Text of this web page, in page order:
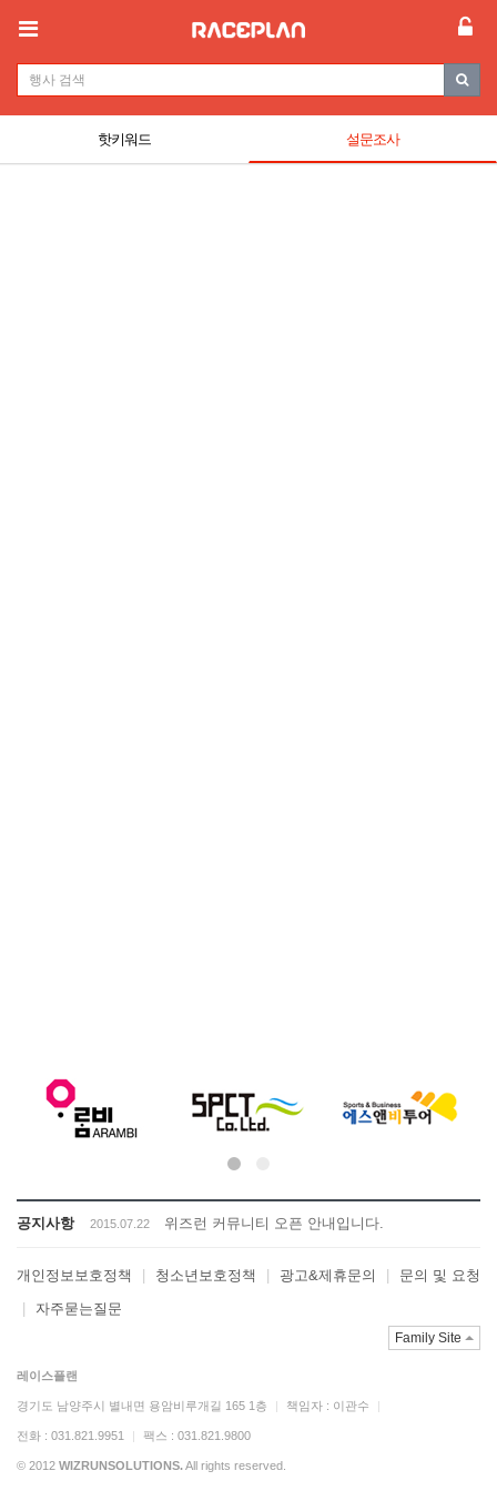
핫키워드 설문조사
공지사항 2015.07.22 위즈런 커뮤니티 오픈 안내입니다.
개인정보보호정책 | 청소년보호정책 | 광고&제휴문의 |
문의 및 요청
|
자주묻는질문
Family Site
레이스플랜
경기도 남양주시 별내면 용암비루개길 165 1층 | 책임자 : 이관수 |
전화 : 031.821.9951 | 팩스 : 031.821.9800
© 2012 WIZRUNSOLUTIONS.All rights reserved.